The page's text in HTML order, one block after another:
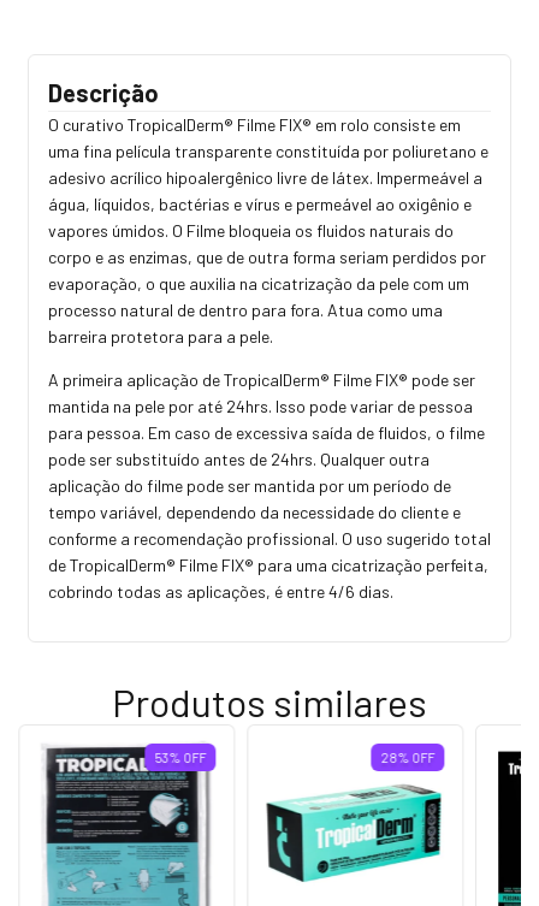
Descrição
O curativo TropicalDerm® Filme FIX® em rolo consiste em
uma fina película transparente constituída por poliuretano e
adesivo acrílico hipoalergênico livre de látex. Impermeável a
gua, líquidos, bactérias e vírus e permeável ao oxigênio e
vapores úmidos. O Filme bloqueia os fluidos naturais do
corpo e as enzimas, que de outra forma seriam perdidos por
evaporação, o que auxilia na cicatrização da pele com um
processo natural de dentro para fora. Atua como uma
barreira protetora para a pele.
A primeira aplicação de TropicalDerm® Filme FIX® pode ser
mantida na pele por até 24hrs. Isso pode variar de pessoa
para pessoa. Em caso de excessiva saída de fluidos, o filme
pode ser substituído antes de 24hrs. Qualquer outra
aplicação do filme pode ser mantida por um período de
tempo variável, dependendo da necessidade do cliente e
conforme a recomendação profissional. O uso sugerido total
de TropicalDerm® Filme FIX® para uma cicatrização perfeita,
cobrindo todas as aplicações, é entre 4/6 dias.
Produtos similares
53% OFF 28% OFF